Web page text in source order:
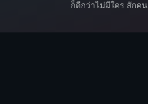
ก็ดีกว่าไม่มีใคร สักคน